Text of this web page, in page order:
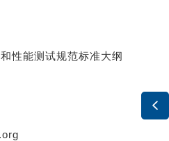

性能测试规范标准大纲